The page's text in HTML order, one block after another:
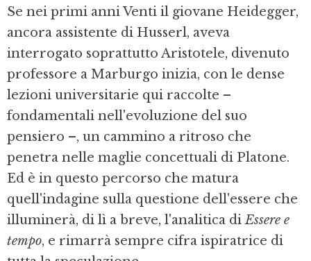
Se nei primi anni Venti il giovane Heideg­ger,
ancora assistente di Husserl, aveva
interrogato soprattutto Aristotele, divenuto
professore a Marburgo inizia, con le dense
lezioni universitarie qui raccolte –
fondamentali nell'evoluzione del suo
pensiero –, un cammino a ritroso che
penetra nelle maglie concettuali di Platone.
Ed è in questo percorso che matura
quell'indagine sulla questione dell'essere che
illuminerà, di lì a breve, l'analitica diEssere e
tempo, e rimarrà sempre cifra ispiratrice di